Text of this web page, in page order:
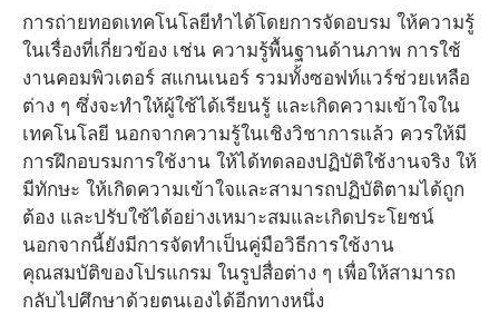
การถ่ายทอดเทคโนโลยีทำได้โดยการจัดอบรม ให้ความรู้
ในเรื่องที่เกี่ยวข้อง เช่น ความรู้พื้นฐานด้านภาพ การใช้
งานคอมพิวเตอร์ สแกนเนอร์ รวมทั้งซอฟท์แวร์ช่วยเหลือ
ต่าง ๆ ซึ่งจะทำให้ผู้ใช้ได้เรียนรู้ และเกิดความเข้าใจใน
เทคโนโลยี นอกจากความรู้ในเชิงวิชาการแล้ว ควรให้มี
การฝึกอบรมการใช้งาน ให้ได้ทดลองปฏิบัติใช้งานจริง ให้
มีทักษะ ให้เกิดความเข้าใจและสามารถปฏิบัติตามได้ถูก
ต้อง และปรับใช้ได้อย่างเหมาะสมและเกิดประโยชน์
นอกจากนี้ยังมีการจัดทำเป็นคู่มือวิธีการใช้งาน
คุณสมบัติของโปรแกรม ในรูปสื่อต่าง ๆ เพื่อให้สามารถ
กลับไปศึกษาด้วยตนเองได้อีกทางหนึ่ง